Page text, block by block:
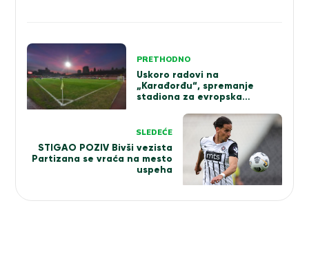
Kretanje
članka
PRETHODNO
Uskoro radovi na
„Karađorđu“, spremanje
stadiona za evropska
SLEDEĆE
STIGAO POZIV Bivši vezista
Partizana se vraća na mesto
uspeha